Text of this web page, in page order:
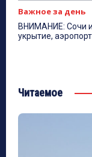
Важное за день
ВНИМАНИЕ: Сочи и
укрытие,
Читаемое